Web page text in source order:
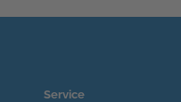
Service